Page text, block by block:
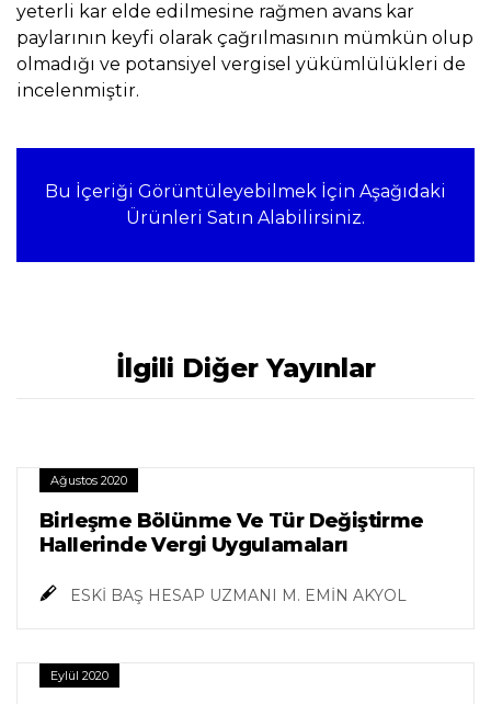
yeterli kar elde edilmesine rağmen avans kar
paylarının keyfi olarak çağrılmasının mümkün olup
olmadığı ve potansiyel vergisel yükümlülükleri de
incelenmiştir.
Bu İçeriği Görüntüleyebilmek İçin Aşağıdaki
Ürünleri Satın Alabilirsiniz.
İlgili Diğer Yayınlar
Ağustos 2020
Birleşme Bölünme Ve Tür Değiştirme
Hallerinde Vergi Uygulamaları
ESKİ BAŞ HESAP UZMANI M. EMİN AKYOL
Eylül 2020